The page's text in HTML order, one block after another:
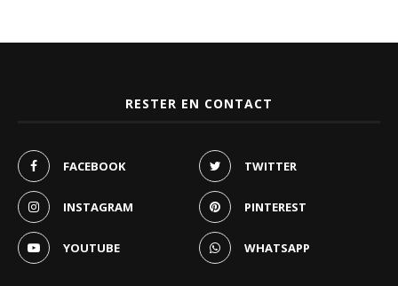
RESTER EN CONTACT
FACEBOOK TWITTER
INSTAGRAM PINTEREST
YOUTUBE WHATSAPP